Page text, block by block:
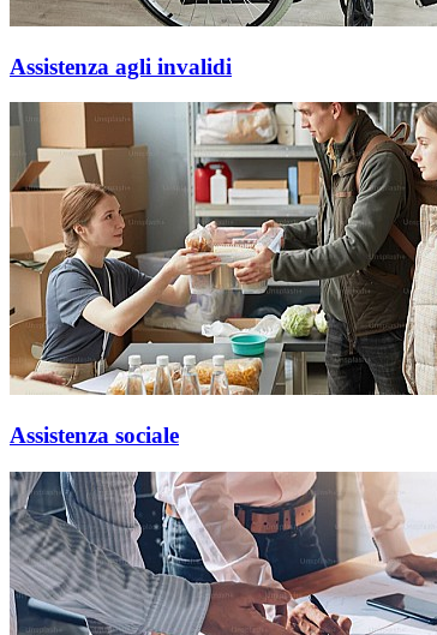
Assistenza agli invalidi
Assistenza sociale